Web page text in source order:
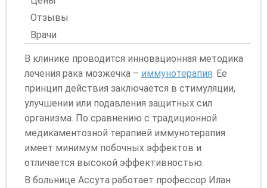
Отзывы
Врачи
В клинике проводится инновационная методика
лечения рака мозжечка – иммунотерапия. Ее
принцип действия заключается в стимуляции,
улучшении или подавления защитных сил
организма. По сравнению с традиционной
медикаментозной терапией иммунотерапия
имеет минимум побочных эффектов и
отличается высокой эффективностью.
В больнице Ассута работает профессор Илан